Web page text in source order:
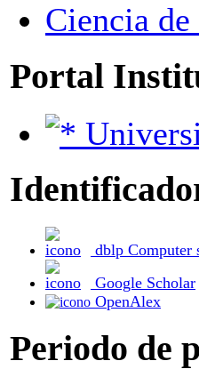
Ciencia
Portal
dblp Computer
Google Scholar
OpenAlex
Periodo de